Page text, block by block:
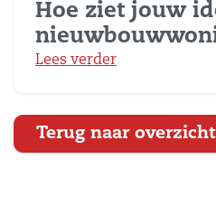
Hoe ziet jouw
Lees verder
Terug naar overzicht